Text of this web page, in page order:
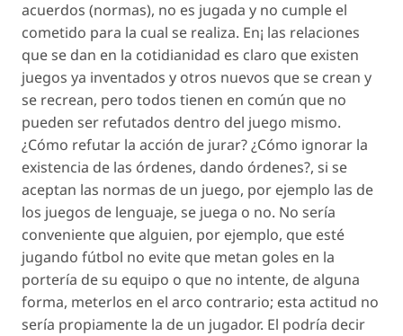
acuerdos (normas), no es jugada y no cumple el
cometido para la cual se realiza. En¡ las relaciones
que se dan en la cotidianidad es claro que existen
juegos ya inventados y otros nuevos que se crean y
se recrean, pero todos tienen en común que no
pueden ser refutados dentro del juego mismo.
¿Cómo refutar la acción de jurar? ¿Cómo ignorar la
existencia de las órdenes, dando órdenes?, si se
aceptan las normas de un juego, por ejemplo las de
los juegos de lenguaje, se juega o no. No sería
conveniente que alguien, por ejemplo, que esté
jugando fútbol no evite que metan goles en la
portería de su equipo o que no intente, de alguna
forma, meterlos en el arco contrario; esta actitud no
sería propiamente la de un jugador. El podría decir